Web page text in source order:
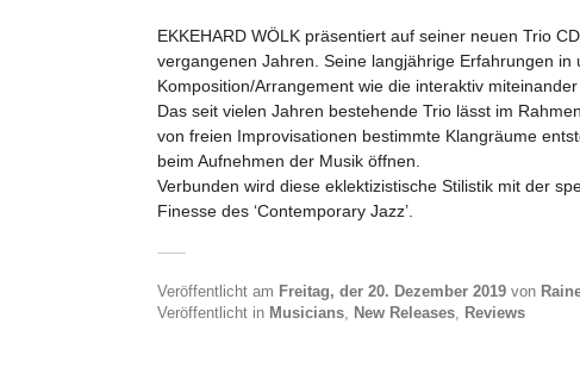
EKKEHARD WÖLK präsentiert auf seiner neuen Trio
vergangenen Jahren. Seine langjährige Erfahrungen
Komposition/Arrangement wie die interaktiv
Das seit vielen Jahren bestehende Trio lässt im
von freien Improvisationen bestimmte Klangräume
beim Aufnehmen der Musik öffnen.
Verbunden wird diese eklektizistische Stilistik mit der
Finesse des ‘Contemporary Jazz’.
Veröffentlicht am Freitag, der 20. Dezember 2019 von
Veröffentlicht in Musicians, New Releases, Reviews